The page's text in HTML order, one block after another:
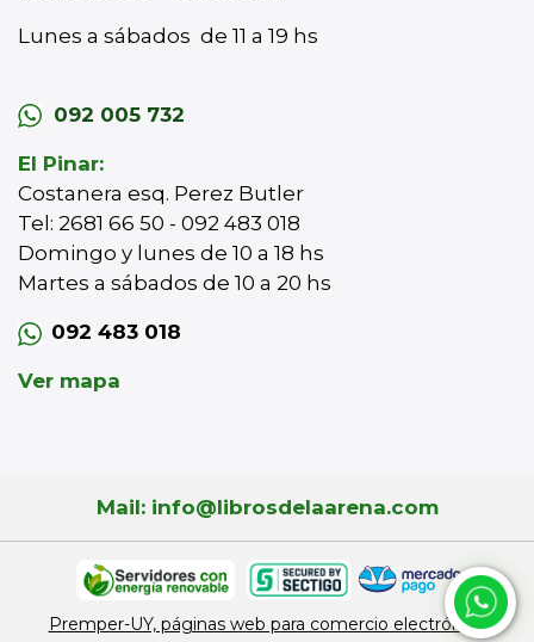
Lunes a sábados de 11 a 19 hs
092 005 732
El Pinar:
Costanera esq. Perez Butler
Tel: 2681 66 50 - 092 483 018
Domingo y lunes de 10 a 18 hs
Martes a sábados de 10 a 20 hs
092 483 018
Ver mapa
Mail: info@librosdelaarena.com
Premper-UY, páginas web para comercio electrónico